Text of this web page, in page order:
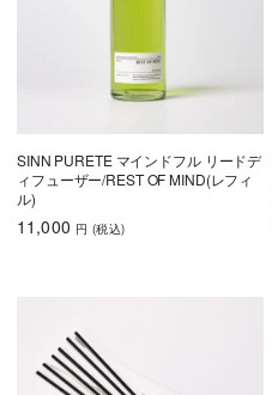
SINN PURETE マインドフル リードデ
ィフューザー/REST OF MIND(レフィ
ル)
11,000 円 (税込)